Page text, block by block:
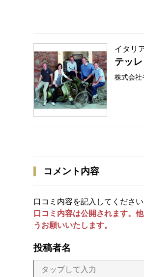
イタリ
テッ
株式会社
コメント内容
口コミ内容を記入してください
口コミ内容は公開されます。
うお願いいたします。
投稿者名